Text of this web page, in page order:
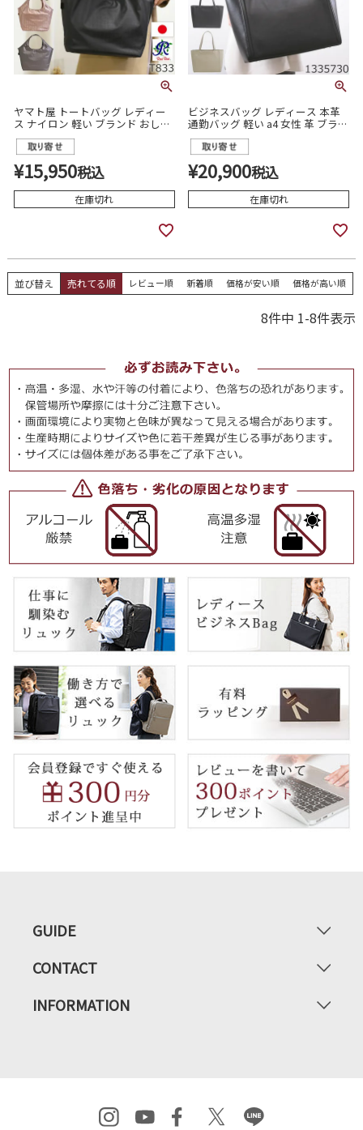
ヤマト屋 トートバッグ レディー
ス ナイロン 軽い ブランド おしゃ
れ 大人 人気 40代 50代 通勤 洗え
る 日本製 ミニトートバッグ 手提
げ raviraviラビラビ T833
¥15,950税込
在庫切れ
ビジネスバッグ レディース 本革
通勤バッグ 軽い a4 女性 革 ブラン
ド トートバッグ レザー 軽量 肩掛
け トート ブリーフケース ビジネ
ストート 撥水 撥水レザー BOX21
ボックス21 1335730
¥20,900税込
在庫切れ
並び替え 売れてる順 レビュー順 新着順 価格が安い順 価格が高い順
8件中 1-8件表示
GUIDE
CONTACT
INFORMATION